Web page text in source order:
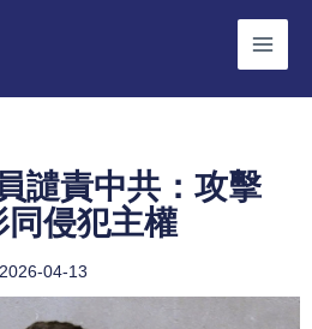
譴責中共：攻擊
同侵犯主權
2026-04-13